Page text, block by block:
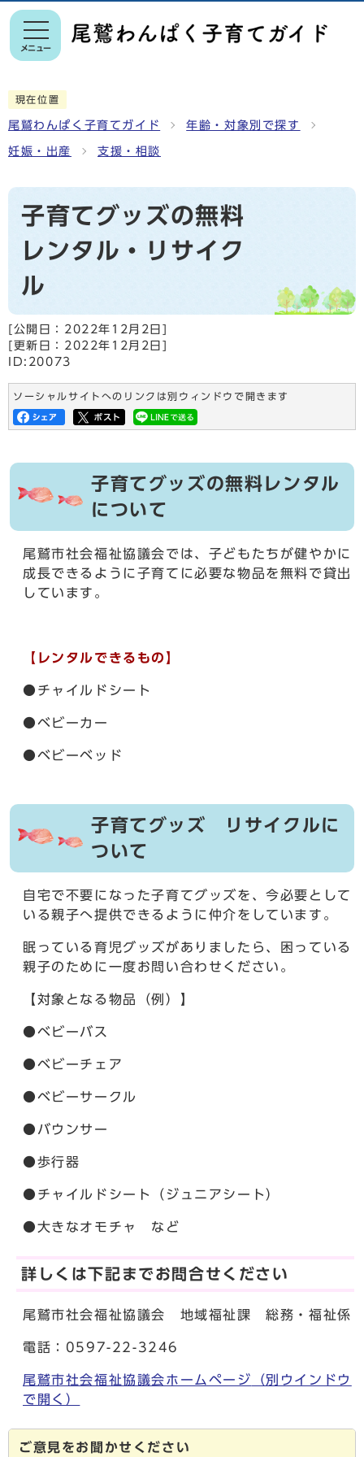
メニュー
現在位置
尾鷲わんぱく子育てガイド 年齢・対象別で探す
妊娠・出産 支援・相談
子育てグッズの無料
レンタル・リサイク
ル
[公開日： 2022年12月2日 ]
[更新日： 2022年12月2日 ]
ID:20073
ソーシャルサイトへのリンクは別ウィンドウで開きます
子育てグッズの無料レンタル
について
尾鷲市社会福祉協議会では、子どもたちが健やかに
成長できるように子育てに必要な物品を無料で貸出
しています。
【レンタルできるもの】
●チャイルドシート
●ベビーカー
●ベビーベッド
子育てグッズ リサイクルに
ついて
自宅で不要になった子育てグッズを、今必要として
いる親子へ提供できるように仲介をしています。
眠っている育児グッズがありましたら、困っている
親子のために一度お問い合わせください。
【対象となる物品（例）】
●ベビーバス
●ベビーチェア
●ベビーサークル
●バウンサー
●歩行器
●チャイルドシート（ジュニアシート）
●大きなオモチャ など
詳しくは下記までお問合せください
尾鷲市社会福祉協議会 地域福祉課 総務・福祉係
電話：0597-22-3246
尾鷲市社会福祉協議会ホームページ
（別ウインドウ
で開く）
ご意見をお聞かせください